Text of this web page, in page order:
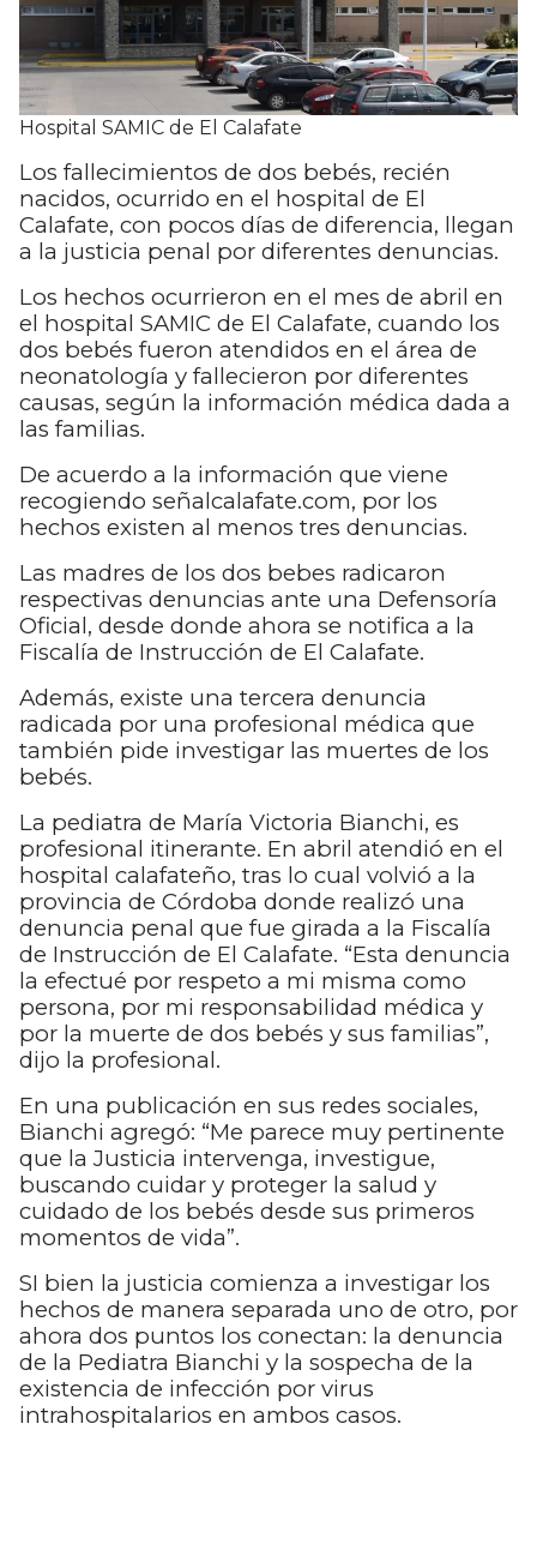
Hospital SAMIC de El Calafate
Los fallecimientos de dos bebés, recién
nacidos, ocurrido en el hospital de El
Calafate, con pocos días de diferencia, llegan
a la justicia penal por diferentes denuncias.
Los hechos ocurrieron en el mes de abril en
el hospital SAMIC de El Calafate, cuando los
dos bebés fueron atendidos en el área de
neonatología y fallecieron por diferentes
causas, según la información médica dada a
las familias.
De acuerdo a la información que viene
recogiendo señalcalafate.com, por los
hechos existen al menos tres denuncias.
Las madres de los dos bebes radicaron
respectivas denuncias ante una Defensoría
Oficial, desde donde ahora se notifica a la
Fiscalía de Instrucción de El Calafate.
Además, existe una tercera denuncia
radicada por una profesional médica que
también pide investigar las muertes de los
bebés.
La pediatra de María Victoria Bianchi, es
profesional itinerante. En abril atendió en el
hospital calafateño, tras lo cual volvió a la
provincia de Córdoba donde realizó una
denuncia penal que fue girada a la Fiscalía
de Instrucción de El Calafate. “Esta denuncia
la efectué por respeto a mi misma como
persona, por mi responsabilidad médica y
por la muerte de dos bebés y sus familias”,
dijo la profesional.
En una publicación en sus redes sociales,
Bianchi agregó: “Me parece muy pertinente
que la Justicia intervenga, investigue,
buscando cuidar y proteger la salud y
cuidado de los bebés desde sus primeros
momentos de vida”.
SI bien la justicia comienza a investigar los
hechos de manera separada uno de otro, por
ahora dos puntos los conectan: la denuncia
de la Pediatra Bianchi y la sospecha de la
existencia de infección por virus
intrahospitalarios en ambos casos.